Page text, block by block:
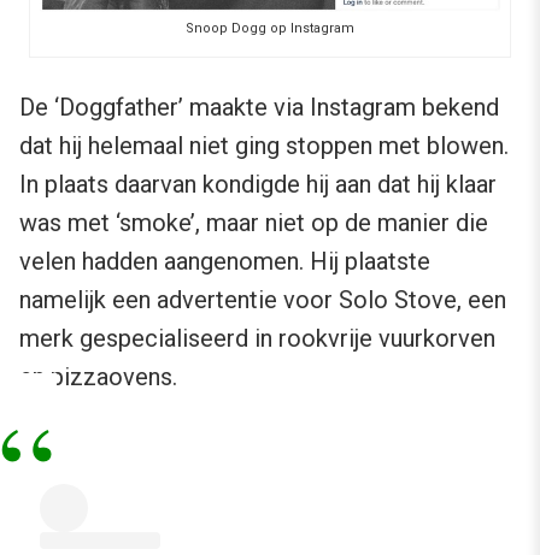
Snoop Dogg op Instagram
De ‘Doggfather’ maakte via Instagram bekend
dat hij helemaal niet ging stoppen met blowen.
In plaats daarvan kondigde hij aan dat hij klaar
was met ‘smoke’, maar niet op de manier die
velen hadden aangenomen. Hij plaatste
namelijk een advertentie voor Solo Stove, een
merk gespecialiseerd in rookvrije vuurkorven
en pizzaovens.